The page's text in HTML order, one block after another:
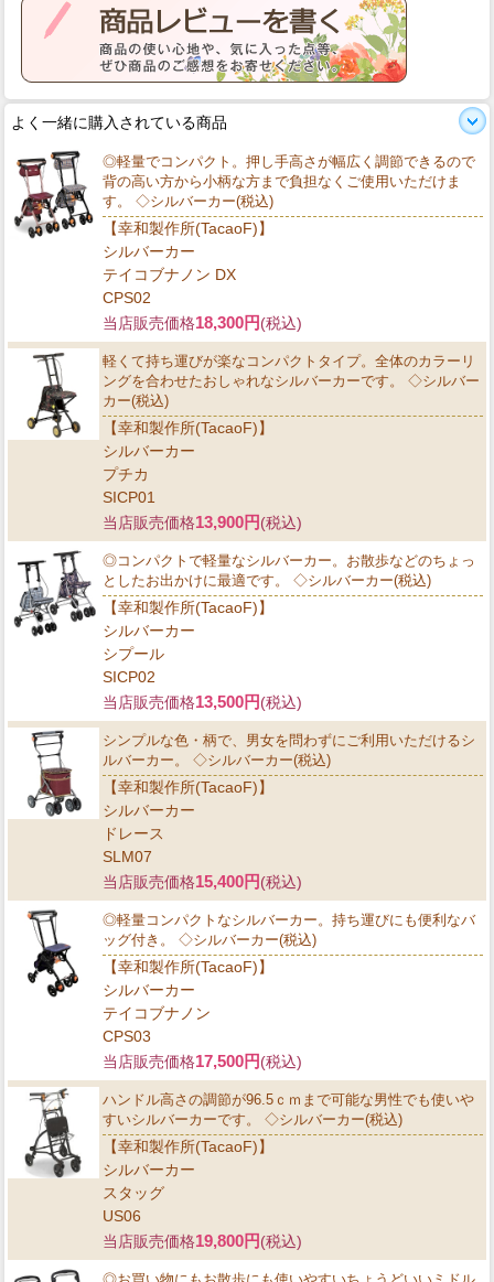
よく一緒に購入されている商品
◎軽量でコンパクト。押し手高さが幅広く調節できるので
背の高い方から小柄な方まで負担なくご使用いただけま
す。 ◇シルバーカー(税込)
【幸和製作所(TacaoF)】
シルバーカー
テイコブナノン DX
CPS02
当店販売価格18,300円(税込)
軽くて持ち運びが楽なコンパクトタイプ。全体のカラーリ
ングを合わせたおしゃれなシルバーカーです。 ◇シルバー
カー(税込)
【幸和製作所(TacaoF)】
シルバーカー
プチカ
SICP01
当店販売価格13,900円(税込)
◎コンパクトで軽量なシルバーカー。お散歩などのちょっ
としたお出かけに最適です。 ◇シルバーカー(税込)
【幸和製作所(TacaoF)】
シルバーカー
シプール
SICP02
当店販売価格13,500円(税込)
シンプルな色・柄で、男女を問わずにご利用いただけるシ
ルバーカー。 ◇シルバーカー(税込)
【幸和製作所(TacaoF)】
シルバーカー
ドレース
SLM07
当店販売価格15,400円(税込)
◎軽量コンパクトなシルバーカー。持ち運びにも便利なバ
ッグ付き。 ◇シルバーカー(税込)
【幸和製作所(TacaoF)】
シルバーカー
テイコブナノン
CPS03
当店販売価格17,500円(税込)
ハンドル高さの調節が96.5ｃｍまで可能な男性でも使いや
すいシルバーカーです。 ◇シルバーカー(税込)
【幸和製作所(TacaoF)】
シルバーカー
スタッグ
US06
当店販売価格19,800円(税込)